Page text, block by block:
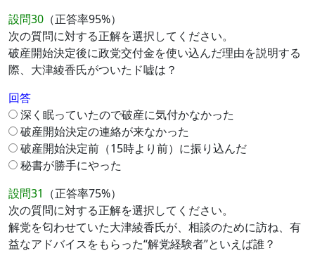
設問30 （正答率95%）
次の質問に対する正解を選択してください。
破産開始決定後に政党交付金を使い込んだ理由を説明する
際、大津綾香氏がついたド嘘は？
回答
深く眠っていたので破産に気付かなかった
破産開始決定の連絡が来なかった
破産開始決定前（15時より前）に振り込んだ
秘書が勝手にやった
設問31 （正答率75%）
次の質問に対する正解を選択してください。
解党を匂わせていた大津綾香氏が、相談のために訪ね、有
益なアドバイスをもらった“解党経験者”といえば誰？